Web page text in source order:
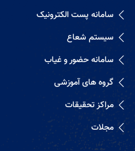
سامانه پست الکترونیک
سیستم شعاع
سامانه حضور و غیاب
گروه های آموزشی
مراکز تحقیقات
مجلات